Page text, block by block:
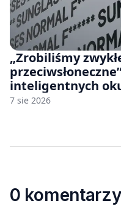
„Zrobiliśmy
inteligentnych
7 sie 2026
0 komentarzy